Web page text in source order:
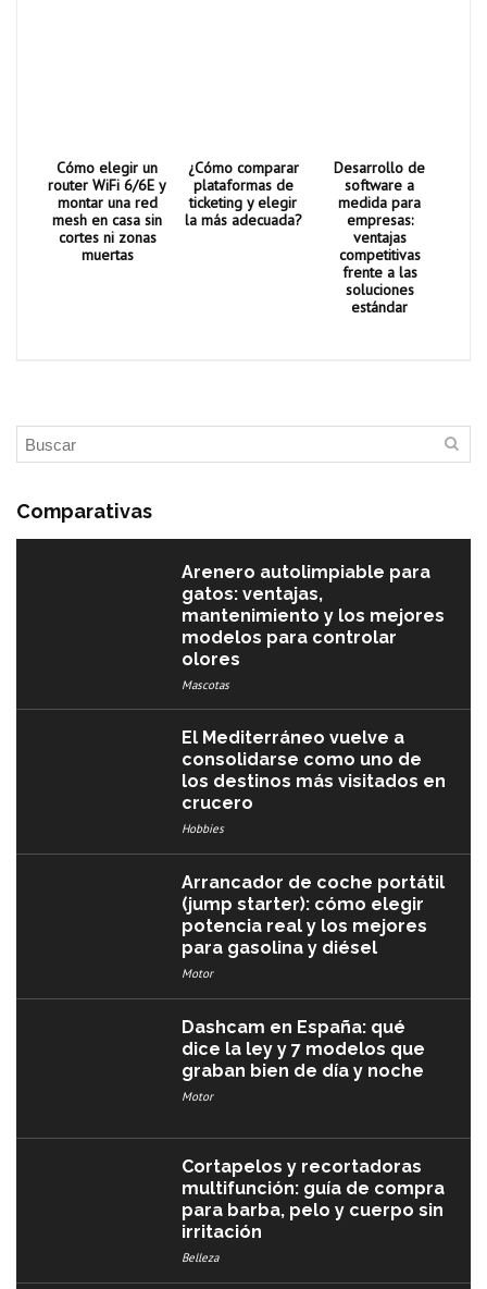
Cómo elegir un
router WiFi 6/6E y
montar una red
mesh en casa sin
cortes ni zonas
muertas
¿Cómo comparar
plataformas de
ticketing y elegir
la más adecuada?
Desarrollo de
software a
medida para
empresas:
ventajas
competitivas
frente a las
soluciones
estándar
Comparativas
Arenero autolimpiable para
gatos: ventajas,
mantenimiento y los mejores
modelos para controlar
olores
Mascotas
El Mediterráneo vuelve a
consolidarse como uno de
los destinos más visitados en
crucero
Hobbies
Arrancador de coche portátil
(jump starter): cómo elegir
potencia real y los mejores
para gasolina y diésel
Motor
Dashcam en España: qué
dice la ley y 7 modelos que
graban bien de día y noche
Motor
Cortapelos y recortadoras
multifunción: guía de compra
para barba, pelo y cuerpo sin
irritación
Belleza